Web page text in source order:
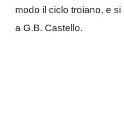
modo il ciclo troiano, e
a G.B. Castello.